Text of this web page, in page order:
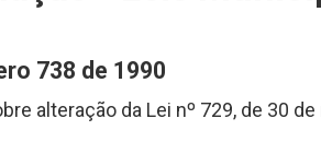
738 de 1990
alteração da Lei nº 729, de 30